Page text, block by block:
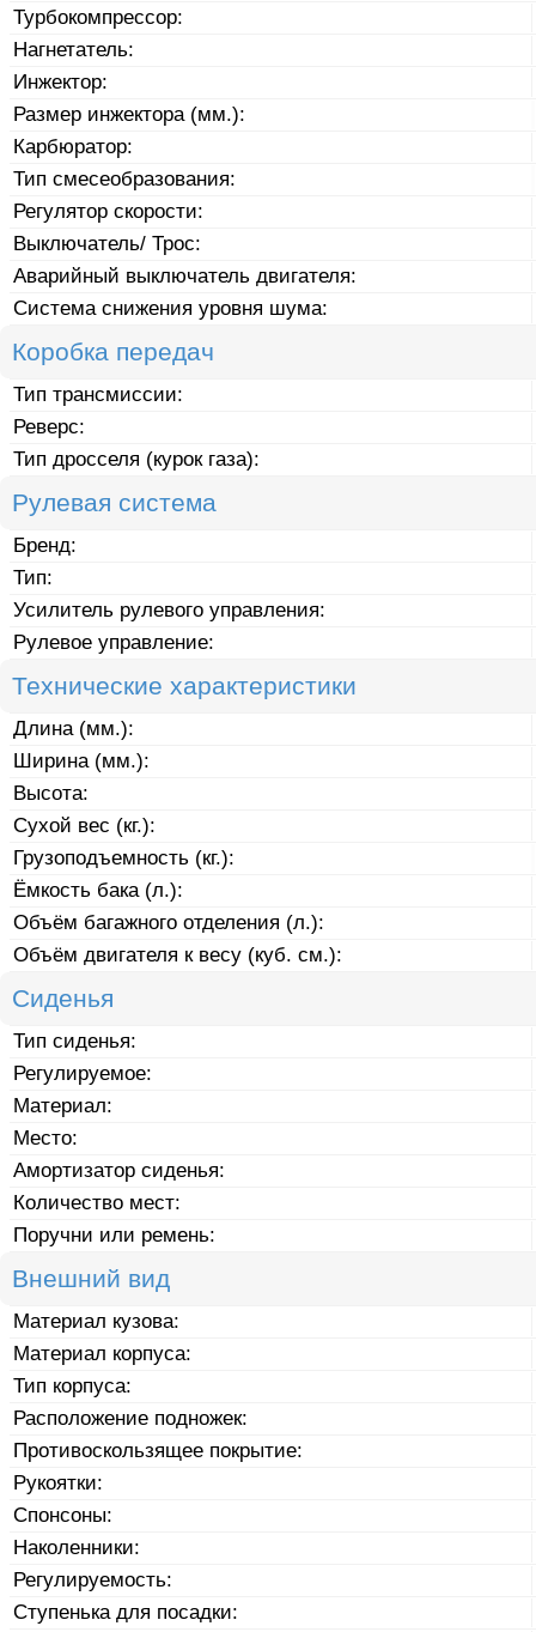
Турбокомпрессор:
Нагнетатель:
Инжектор:
Размер инжектора (мм.):
Карбюратор:
Тип смесеобразования:
Регулятор скорости:
Выключатель/ Трос:
Аварийный выключатель двигателя:
Система снижения уровня шума:
Коробка передач
Тип трансмиссии:
Реверс:
Тип дросселя (курок газа):
Рулевая система
Бренд:
Тип:
Усилитель рулевого управления:
Рулевое управление:
Технические характеристики
Длина (мм.):
Ширина (мм.):
Высота:
Сухой вес (кг.):
Грузоподъемность (кг.):
Ёмкость бака (л.):
Объём багажного отделения (л.):
Объём двигателя к весу (куб. см.):
Сиденья
Тип сиденья:
Регулируемое:
Материал:
Место:
Амортизатор сиденья:
Количество мест:
Поручни или ремень:
Внешний вид
Материал кузова:
Материал корпуса:
Тип корпуса:
Расположение подножек:
Противоскользящее покрытие:
Рукоятки:
Спонсоны:
Наколенники:
Регулируемость:
Ступенька для посадки: